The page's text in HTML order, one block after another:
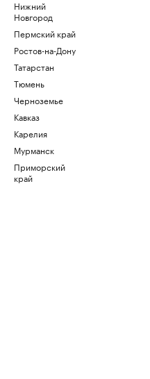
Нижний
Новгород
Пермский край
Ростов-на-Дону
Татарстан
Тюмень
Черноземье
Кавказ
Карелия
Мурманск
Приморский
край